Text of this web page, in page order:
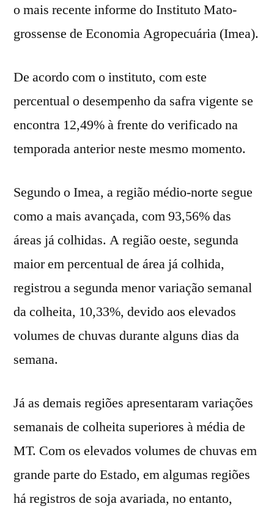
o mais recente informe do Instituto Mato-
grossense de Economia Agropecuária (Imea).
De acordo com o instituto, com este
percentual o desempenho da safra vigente se
encontra 12,49% à frente do verificado na
temporada anterior neste mesmo momento.
Segundo o Imea, a região médio-norte segue
como a mais avançada, com 93,56% das
áreas já colhidas. A região oeste, segunda
maior em percentual de área já colhida,
registrou a segunda menor variação semanal
da colheita, 10,33%, devido aos elevados
volumes de chuvas durante alguns dias da
semana.
Já as demais regiões apresentaram variações
semanais de colheita superiores à média de
MT. Com os elevados volumes de chuvas em
grande parte do Estado, em algumas regiões
há registros de soja avariada, no entanto,